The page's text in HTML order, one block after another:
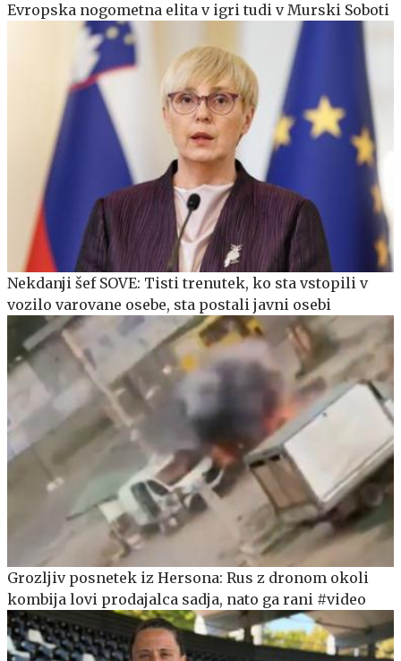
Evropska nogometna elita v igri tudi v Murski Soboti
Nekdanji šef SOVE: Tisti trenutek, ko sta vstopili v
vozilo varovane osebe, sta postali javni osebi
Grozljiv posnetek iz Hersona: Rus z dronom okoli
kombija lovi prodajalca sadja, nato ga rani #video